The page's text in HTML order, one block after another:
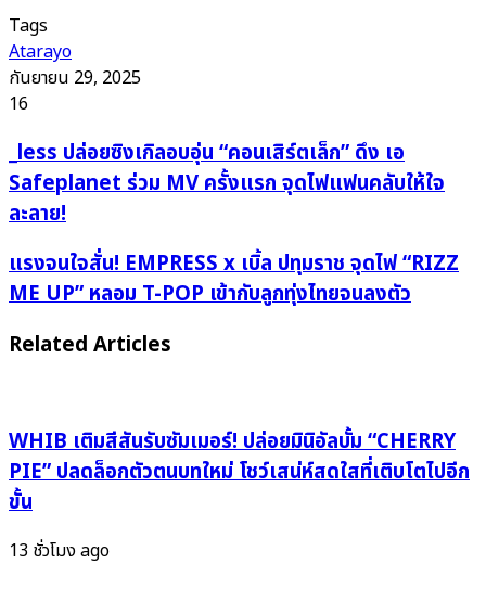
Tags
Atarayo
กันยายน 29, 2025
16
_less
ปล่อย
อบอุ่น
“คอนเสิร์ต
เล็ก”
ดึง
เอ
Safeplanet
ครั้ง
แรก
จุด
ไฟ
แฟน
_less ปล่อยซิงเกิลอบอุ่น “คอนเสิร์ตเล็ก” ดึง เอ
Safeplanet ร่วม MV ครั้งแรก จุดไฟแฟนคลับให้ใจ
ละลาย!
แรง
จน
สั่น!
ปทุม
ราช
จุด
“RIZZ
แรงจนใจสั่น! EMPRESS x เบิ้ล ปทุมราช จุดไฟ “RIZZ
ME UP” หลอม T-POP เข้ากับลูกทุ่งไทยจนลงตัว
Related Articles
WHIB เติมสีสันรับซัมเมอร์! ปล่อยมินิอัลบั้ม “CHERRY
PIE” ปลดล็อกตัวตนบทใหม่ โชว์เสน่ห์สดใสที่เติบโตไปอีก
ขั้น
13 ชั่วโมง ago